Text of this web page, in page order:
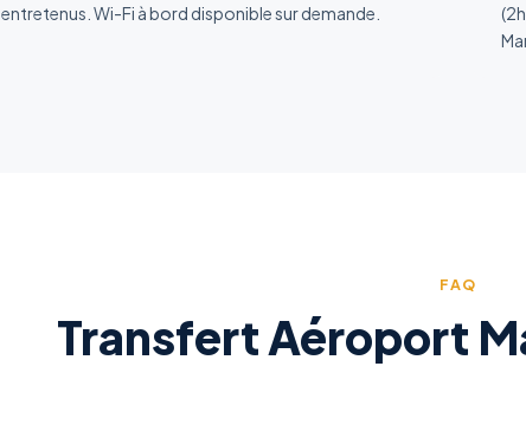
entretenus. Wi-Fi à bord disponible sur demande.
FAQ
Transfert Aéroport